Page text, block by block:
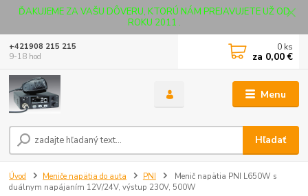
ĎAKUJEME ZA VAŠU DÔVERU, KTORÚ NÁM PREJAVUJETE UŽ OD
ROKU 2011 .
Menu
Hľadať
+421908 215 215
9-18 hod
0 ks
za 0,00 €
Úvod Meniče napätia do auta PNI
Menič napätia PNI L650W s
duálnym napájaním 12V/24V, výstup 230V, 500W